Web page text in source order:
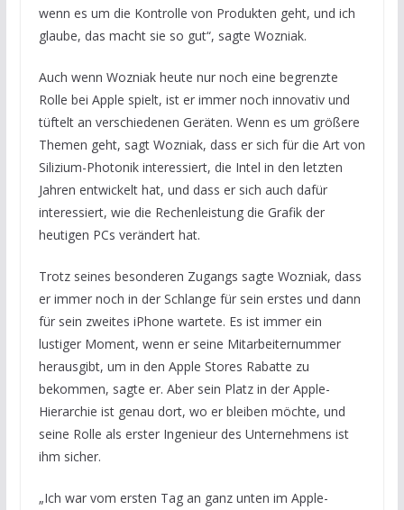
wenn es um die Kontrolle von Produkten geht, und ich
glaube, das macht sie so gut“, sagte Wozniak.
Auch wenn Wozniak heute nur noch eine begrenzte
Rolle bei Apple spielt, ist er immer noch innovativ und
tüftelt an verschiedenen Geräten. Wenn es um größere
Themen geht, sagt Wozniak, dass er sich für die Art von
Silizium-Photonik interessiert, die Intel in den letzten
Jahren entwickelt hat, und dass er sich auch dafür
interessiert, wie die Rechenleistung die Grafik der
heutigen PCs verändert hat.
Trotz seines besonderen Zugangs sagte Wozniak, dass
er immer noch in der Schlange für sein erstes und dann
für sein zweites iPhone wartete. Es ist immer ein
lustiger Moment, wenn er seine Mitarbeiternummer
herausgibt, um in den Apple Stores Rabatte zu
bekommen, sagte er. Aber sein Platz in der Apple-
Hierarchie ist genau dort, wo er bleiben möchte, und
seine Rolle als erster Ingenieur des Unternehmens ist
ihm sicher.
„Ich war vom ersten Tag an ganz unten im Apple-